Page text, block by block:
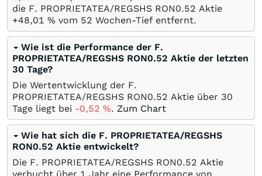
die F. PROPRIETATEA/REGSHS RON0.52 Aktie
+48,01 % vom 52 Wochen-Tief entfernt.
Wie ist die Performance der F.
PROPRIETATEA/REGSHS RON0.52 Aktie der letzten
30 Tage?
Die Wertentwicklung der F.
PROPRIETATEA/REGSHS RON0.52 Aktie über 30
Tage liegt bei -0,52 %. Zum Chart
Wie hat sich die F. PROPRIETATEA/REGSHS
RON0.52 Aktie entwickelt?
Die F. PROPRIETATEA/REGSHS RON0.52 Aktie